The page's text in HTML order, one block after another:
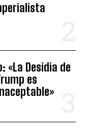
«La Desidia de
es